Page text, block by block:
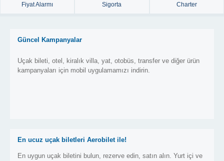
Fiyat Alarmı Sigorta Charter
Güncel Kampanyalar
Uçak bileti, otel, kiralık villa, yat, otobüs, transfer ve diğer ürün
kampanyaları için mobil uygulamamızı indirin.
En ucuz uçak biletleri Aerobilet ile!
En uygun uçak biletini bulun, rezerve edin, satın alın. Yurt içi ve